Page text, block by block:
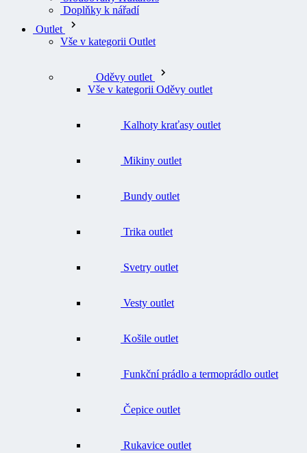
Doplňky k nářadí
Outlet
Vše v kategorii Outlet
Vše v kategorii Oděvy outlet